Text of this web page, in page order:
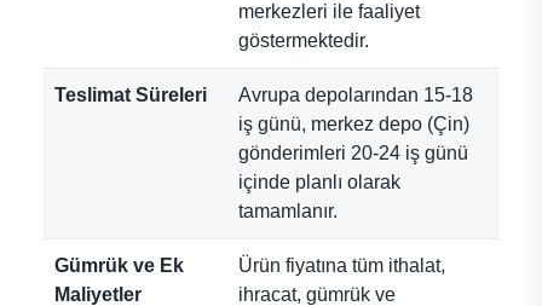
merkezleri ile faaliyet
göstermektedir.
Teslimat Süreleri
Avrupa depolarından 15-18
iş günü, merkez depo (Çin)
gönderimleri 20-24 iş günü
içinde planlı olarak
tamamlanır.
Gümrük ve Ek
Maliyetler
Ürün fiyatına tüm ithalat,
ihracat, gümrük ve